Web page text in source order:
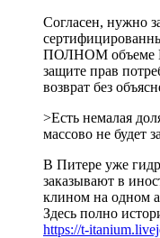
Согласен, нужно
ПОЛНОМ объеме
защите прав
возврат без
>Есть немалая
массово не будет
В Питере уже
заказывают в
клином на одном
Здесь полно
https://t-